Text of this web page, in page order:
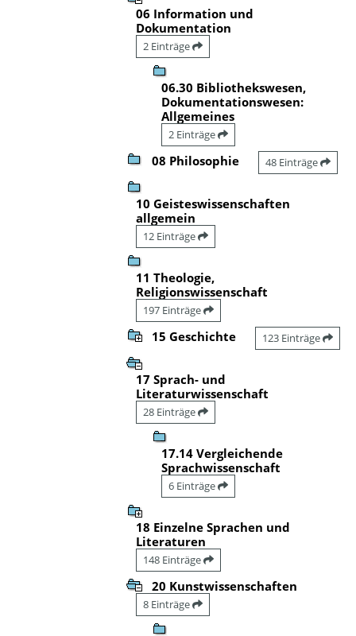
06 Information und
Dokumentation
2 Einträge
06.30 Bibliothekswesen,
Dokumentationswesen:
Allgemeines
2 Einträge
08 Philosophie 48 Einträge
10 Geisteswissenschaften
allgemein
12 Einträge
11 Theologie,
Religionswissenschaft
197 Einträge
15 Geschichte 123 Einträge
17 Sprach- und
Literaturwissenschaft
28 Einträge
17.14 Vergleichende
Sprachwissenschaft
6 Einträge
18 Einzelne Sprachen und
Literaturen
148 Einträge
20 Kunstwissenschaften
8 Einträge